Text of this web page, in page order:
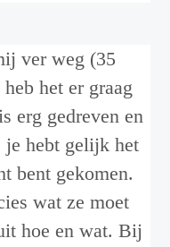
ver weg (35
het er graag
erg gedreven en
je hebt gelijk het
bent gekomen.
wat ze moet
hoe en wat. Bij